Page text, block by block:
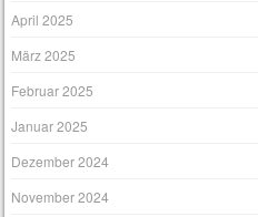
April 2025
März 2025
Februar 2025
Januar 2025
Dezember 2024
November 2024